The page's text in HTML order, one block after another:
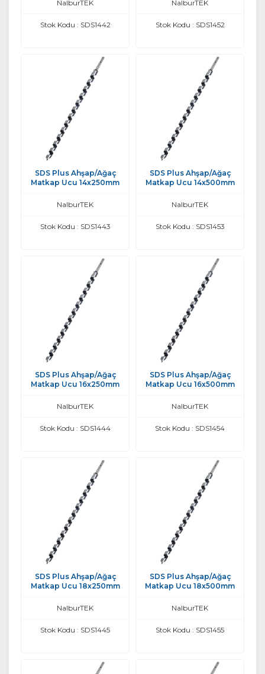
NalburTEK
Stok Kodu : SDS1442
NalburTEK
Stok Kodu : SDS1452
SDS Plus Ahşap/Ağaç
Matkap Ucu 14x250mm
NalburTEK
Stok Kodu : SDS1443
SDS Plus Ahşap/Ağaç
Matkap Ucu 14x500mm
NalburTEK
Stok Kodu : SDS1453
SDS Plus Ahşap/Ağaç
Matkap Ucu 16x250mm
NalburTEK
Stok Kodu : SDS1444
SDS Plus Ahşap/Ağaç
Matkap Ucu 16x500mm
NalburTEK
Stok Kodu : SDS1454
SDS Plus Ahşap/Ağaç
Matkap Ucu 18x250mm
NalburTEK
Stok Kodu : SDS1445
SDS Plus Ahşap/Ağaç
Matkap Ucu 18x500mm
NalburTEK
Stok Kodu : SDS1455